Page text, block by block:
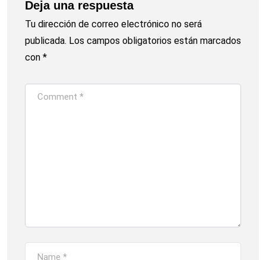
Deja una respuesta
Tu dirección de correo electrónico no será
publicada. Los campos obligatorios están marcados
con *